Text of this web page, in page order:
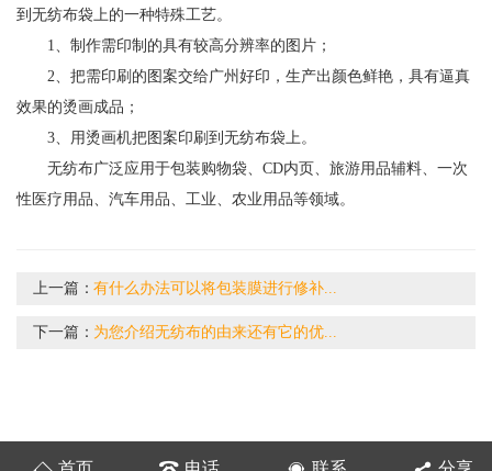
到无纺布袋上的一种特殊工艺。
1、制作需印制的具有较高分辨率的图片；
2、把需印刷的图案交给广州好印，生产出颜色鲜艳，具有逼真
效果的烫画成品；
3、用烫画机把图案印刷到无纺布袋上。
无纺布广泛应用于包装购物袋、CD内页、旅游用品辅料、一次
性医疗用品、汽车用品、工业、农业用品等领域。
上一篇：有什么办法可以将包装膜进行修补...
下一篇： 为您介绍无纺布的由来还有它的优...